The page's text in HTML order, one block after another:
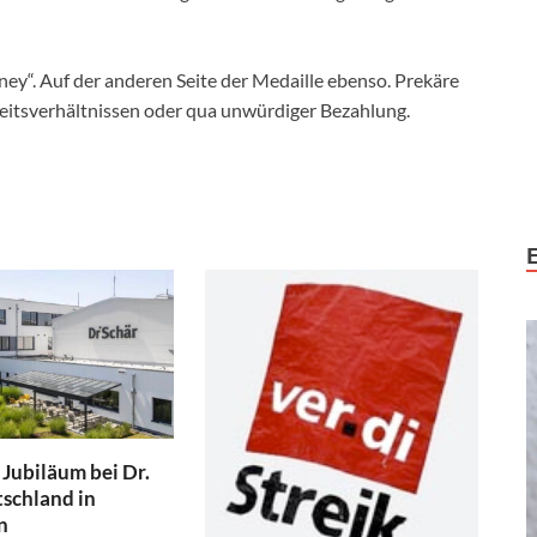
Auf der anderen Seite der Medaille ebenso. Prekäre
oder qua unwürdiger Bezahlung.
bei Dr.
in